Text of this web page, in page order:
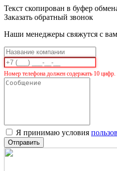
Текст скопирован в буфер
Заказать обратный звонок
Наши менеджеры свяжутся с
Номер телефона должен содержать 10 цифр.
Я принимаю условия
Отправить